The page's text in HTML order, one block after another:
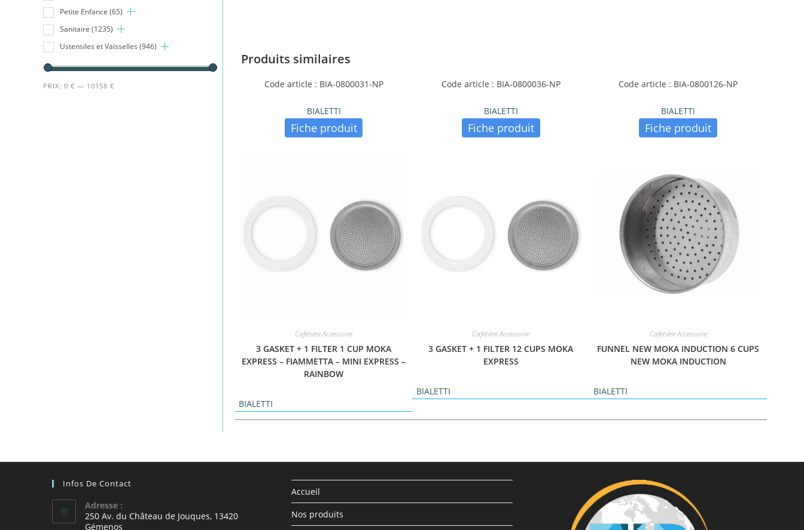
Produits similaires
Code article : BIA-0800031-NP
BIALETTI
Fiche produit
Cafetière Accessoire
3 GASKET + 1 FILTER 1 CUP MOKA
EXPRESS – FIAMMETTA – MINI EXPRESS –
RAINBOW
BIALETTI
Code article : BIA-0800036-NP
BIALETTI
Fiche produit
Cafetière Accessoire
3 GASKET + 1 FILTER 12 CUPS MOKA
EXPRESS
BIALETTI
Code article : BIA-0800126-NP
BIALETTI
Fiche produit
Cafetière Accessoire
FUNNEL NEW MOKA INDUCTION 6 CUPS
NEW MOKA INDUCTION
BIALETTI
Petite Enfance (65)
Sanitaire (1235)
Ustensiles et Vaisselles (946)
PRIX: 0 € — 10158 €
Infos De Contact
Adresse :
250 Av. du Château de Jouques, 13420
Gémenos
Accueil
Nos produits